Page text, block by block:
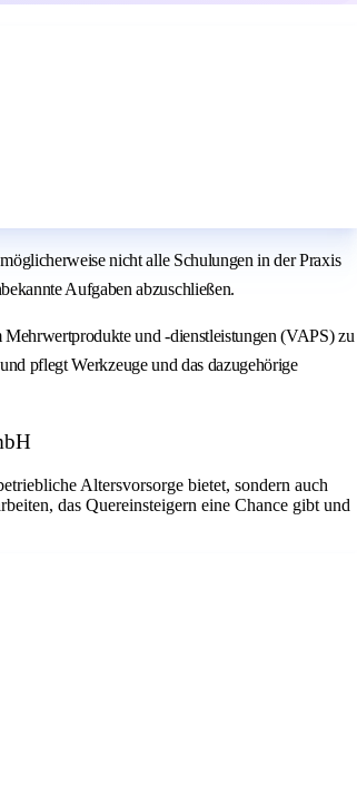
nicht alle Schulungen in der Praxis
Aufgaben abzuschließen.
und -dienstleistungen (VAPS) zu
pflegt Werkzeuge und das dazugehörige
Altersvorsorge bietet, sondern auch
das Quereinsteigern eine Chance gibt und